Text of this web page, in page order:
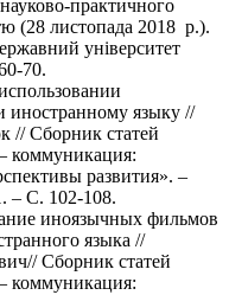
практичного
(28 листопада 2018 р.).
університет
70.
иностранному языку //
Сборник статей
коммуникация:
развития». –
– С. 102-108.
иноязычных фильмов
языка //
Сборник статей
коммуникация: